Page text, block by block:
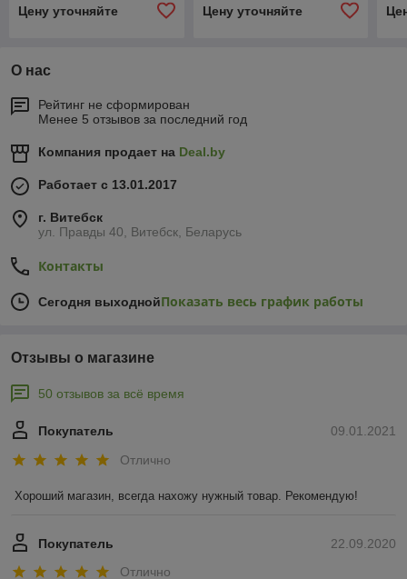
Цену уточняйте
Цену уточняйте
О нас
Рейтинг не сформирован
Менее 5 отзывов за последний год
Компания продает на Deal.by
Работает с 13.01.2017
г. Витебск
ул. Правды 40, Витебск, Беларусь
Контакты
Сегодня выходнойПоказать весь график работы
Отзывы о магазине
50 отзывов за всё время
09.01.2021
Покупатель
Отлично
Хороший магазин, всегда нахожу нужный товар. Рекомендую!
22.09.2020
Покупатель
Отлично